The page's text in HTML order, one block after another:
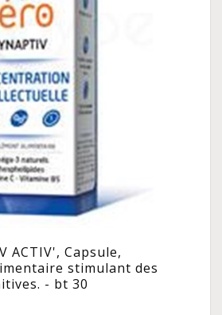
ACTIV', Capsule,
stimulant des
- bt 30